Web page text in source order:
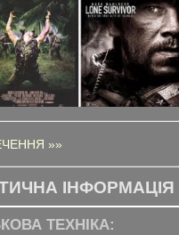
»»
ІНФОРМАЦІЯ
ТЕХНІКА: